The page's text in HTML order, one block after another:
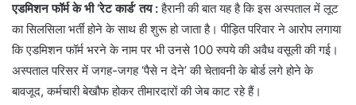
एडमिशन फॉर्म के भी ‘रेट कार्ड’ तय :हैरानी की बात यह है कि इस अस्पताल में लूट
का सिलसिला भर्ती होने के साथ ही शुरू हो जाता है। पीड़ित परिवार ने आरोप लगाया
कि एडमिशन फॉर्म भरने के नाम पर भी उनसे 100 रुपये की अवैध वसूली की गई।
अस्पताल परिसर में जगह-जगह ‘पैसे न देने’ की चेतावनी के बोर्ड लगे होने के
बावजूद, कर्मचारी बेखौफ होकर तीमारदारों की जेब काट रहे हैं।